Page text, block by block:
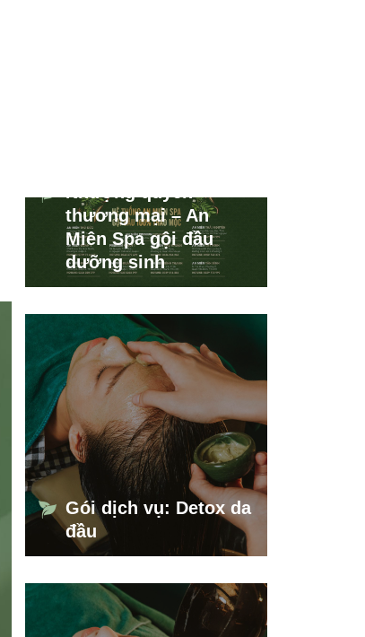
thương mại – An
Miên Spa gội đầu
dưỡng sinh
Gói dịch vụ: Detox da
đầu